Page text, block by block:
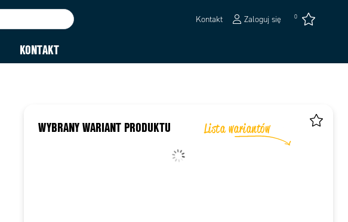
Kontakt Zaloguj się 0
KONTAKT
WYBRANY WARIANT PRODUKTU